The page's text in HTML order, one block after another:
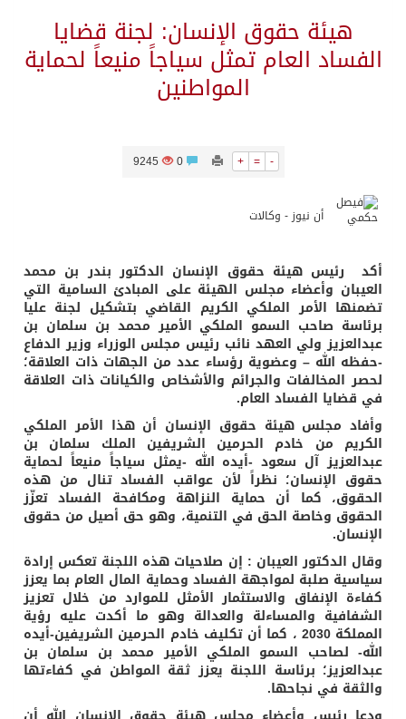
هيئة حقوق الإنسان: لجنة قضايا
الفساد العام تمثل سياجاً منيعاً لحماية
المواطنين
+ = -
0
9245
أن نيوز - وكالات
أكد رئيس هيئة حقوق الإنسان الدكتور بندر بن محمد
العيبان وأعضاء مجلس الهيئة على المبادئ السامية التي
تضمنها الأمر الملكي الكريم القاضي بتشكيل لجنة عليا
برئاسة صاحب السمو الملكي الأمير محمد بن سلمان بن
عبدالعزيز ولي العهد نائب رئيس مجلس الوزراء وزير الدفاع
-حفظه الله – وعضوية رؤساء عدد من الجهات ذات العلاقة؛
لحصر المخالفات والجرائم والأشخاص والكيانات ذات العلاقة
في قضايا الفساد العام.
وأفاد مجلس هيئة حقوق الإنسان أن هذا الأمر الملكي
الكريم من خادم الحرمين الشريفين الملك سلمان بن
عبدالعزيز آل سعود -أيده الله -يمثل سياجاً منيعاً لحماية
حقوق الإنسان؛ نظراً لأن عواقب الفساد تنال من هذه
الحقوق، كما أن حماية النزاهة ومكافحة الفساد تعزّز
الحقوق وخاصة الحق في التنمية، وهو حق أصيل من حقوق
الإنسان.
وقال الدكتور العيبان : إن صلاحيات هذه اللجنة تعكس إرادة
سياسية صلبة لمواجهة الفساد وحماية المال العام بما يعزز
كفاءة الإنفاق والاستثمار الأمثل للموارد من خلال تعزيز
الشفافية والمساءلة والعدالة وهو ما أكدت عليه رؤية
المملكة 2030 ، كما أن تكليف خادم الحرمين الشريفين-أيده
الله- لصاحب السمو الملكي الأمير محمد بن سلمان بن
عبدالعزيز؛ برئاسة اللجنة يعزز ثقة المواطن في كفاءتها
والثقة في نجاحها.